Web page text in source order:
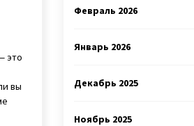
это
вы
Февраль 2026
Январь 2026
Декабрь 2025
Ноябрь 2025